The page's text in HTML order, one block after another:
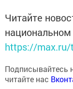
Читайте
https://max.ru/
Подписывайтесь
читайте нас